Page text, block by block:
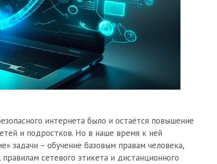
интернета было и остаётся повышение
и подростков. Но в наше время к ней
задачи – обучение базовым правам человека,
сетевого этикета и дистанционного